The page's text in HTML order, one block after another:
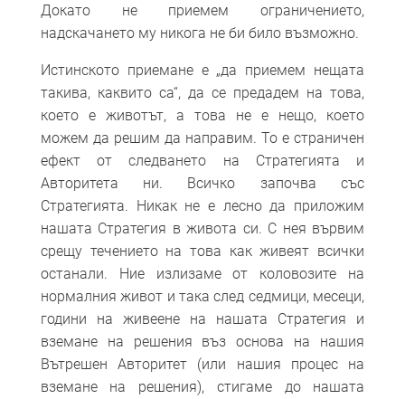
Докато не приемем ограничението,
надскачането му никога не би било възможно.
Истинското приемане е „да приемем нещата
такива, каквито са“, да се ​​предадем на това,
което е животът, а това не е нещо, което
можем да решим да направим. То е страничен
ефект от следването на Стратегията и
Авторитета ни. Всичко започва със
Стратегията. Никак не е лесно да приложим
нашата Стратегия в живота си. С нея вървим
срещу течението на това как живеят всички
останали. Ние излизаме от коловозите на
нормалния живот и така след седмици, месеци,
години на живеене на нашата Стратегия и
вземане на решения въз основа на нашия
Вътрешен Авторитет (или нашия процес на
вземане на решения), стигаме до нашата